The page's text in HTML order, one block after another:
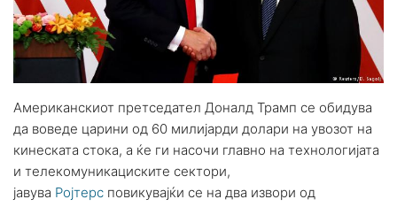
Американскиот претседател Доналд Трамп се обидува
да воведе царини од 60 милијарди долари на увозот на
кинеската стока, а ќе ги насочи главно на технологијата
и телекомуникациските сектори,
јавува Ројтерс повикувајќи се на два извори од